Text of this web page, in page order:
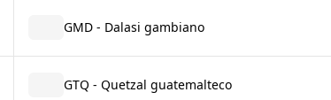
GMD - Dalasi gambiano
GTQ - Quetzal guatemalteco